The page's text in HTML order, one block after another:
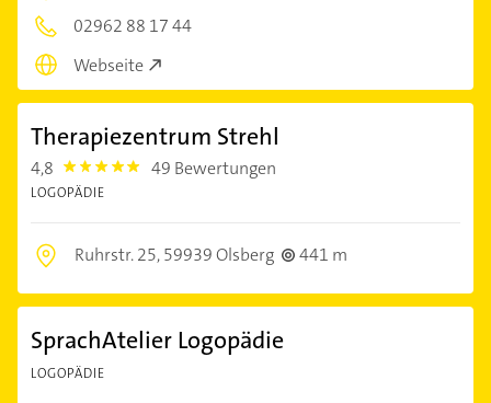
02962 88 17 44
Webseite
Therapiezentrum Strehl
4,8 4.8 49 Bewertungen
LOGOPÄDIE
Ruhrstr. 25,59939 Olsberg 441 m
SprachAtelier Logopädie
LOGOPÄDIE